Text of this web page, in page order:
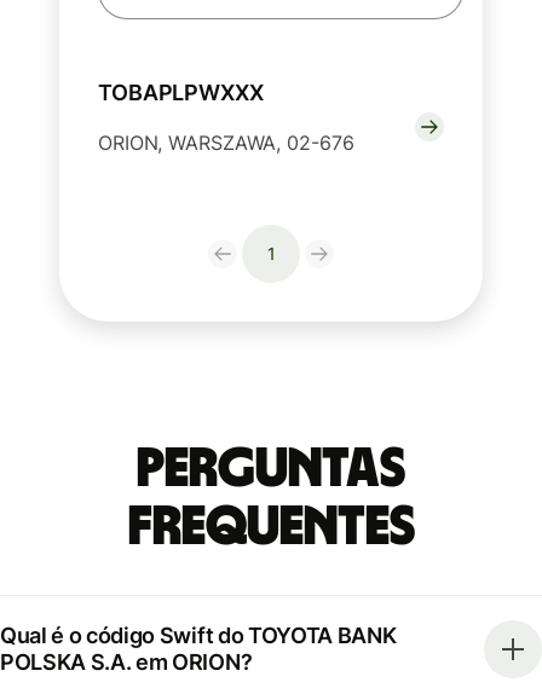
TOBAPLPWXXX
ORION, WARSZAWA, 02-676
1
Perguntas
frequentes
Qual é o código Swift do TOYOTA BANK
POLSKA S.A. em ORION?